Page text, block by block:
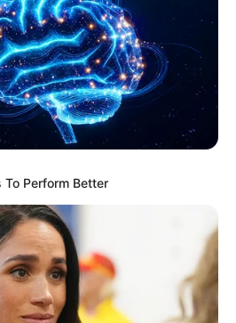
Perform Better